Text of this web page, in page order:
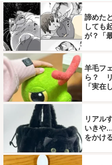
諦めた
しても
が？「
羊毛フ
ら？ リ
「実在
リアル
いきや
をかけ